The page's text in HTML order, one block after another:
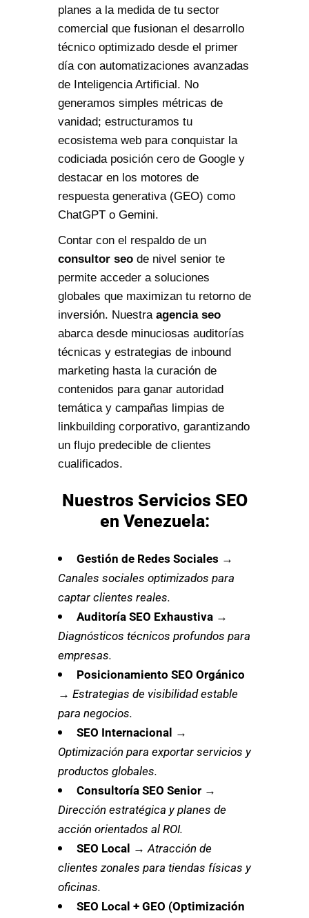
planes a la medida de tu sector
comercial que fusionan el desarrollo
técnico optimizado desde el primer
día con automatizaciones avanzadas
de Inteligencia Artificial. No
generamos simples métricas de
vanidad; estructuramos tu
ecosistema web para conquistar la
codiciada posición cero de Google y
destacar en los motores de
respuesta generativa (GEO) como
ChatGPT o Gemini.
Contar con el respaldo de un
consultor seo de nivel senior te
permite acceder a soluciones
globales que maximizan tu retorno de
inversión. Nuestra agencia seo
abarca desde minuciosas auditorías
técnicas y estrategias de inbound
marketing hasta la curación de
contenidos para ganar autoridad
temática y campañas limpias de
linkbuilding corporativo, garantizando
un flujo predecible de clientes
cualificados.
Nuestros Servicios SEO
en Venezuela:
Gestión de Redes Sociales →
Canales sociales optimizados para
captar clientes reales.
Auditoría SEO Exhaustiva →
Diagnósticos técnicos profundos para
empresas.
Posicionamiento SEO Orgánico
→ Estrategias de visibilidad estable
para negocios.
SEO Internacional →
Optimización para exportar servicios y
productos globales.
Consultoría SEO Senior →
Dirección estratégica y planes de
acción orientados al ROI.
SEO Local →Atracción de
clientes zonales para tiendas físicas y
oficinas.
SEO Local + GEO (Optimización